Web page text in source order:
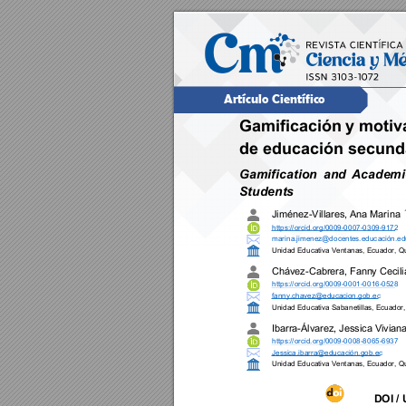
Gamificación y
de educación
Gamification and
Students
Jiménez-Villares, Ana Marina
https://orcid.org/0009-0007-0309-9172
marina.jimenez@docentes.educaci
Unidad Educativa Ventanas , Ecuador,
Chávez-Cabrera, Fanny
https://orcid.org/0009-0001 -0016-0528
fanny.chavez@educacion.gob.ec
Unidad Educativa Sabanetillas,
Ibarra-Álvarez, Jessica
https://orcid.org/0009-0008-8065-6937
Jessica.ibarra@educación.gob.ec
Unidad Educativa Ventanas, Ecuador,
DOI /
Artículo Científico